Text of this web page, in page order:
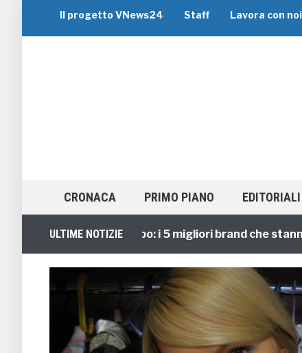
Il progetto VNews24 Staff Lavora con noi
CRONACA PRIMO PIANO EDITORIALI
ULTIME NOTIZIE
Viaggi di Gruppo: i 5 migliori brand che stanno